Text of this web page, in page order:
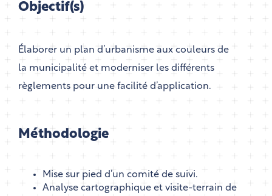
Objectif(s)
Élaborer un plan d’urbanisme aux couleurs de
la municipalité et moderniser les différents
règlements pour une facilité d’application.
Méthodologie
Mise sur pied d’un comité de suivi.
Analyse cartographique et visite-terrain de